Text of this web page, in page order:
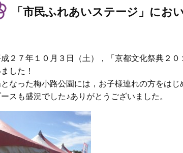
「市民ふれあいステージ」にお
２７年１０月３日（土），「京都文化祭典２０
した！
なった梅小路公園には，お子様連れの方をは
ースも盛況でした♪ありがとうございました。